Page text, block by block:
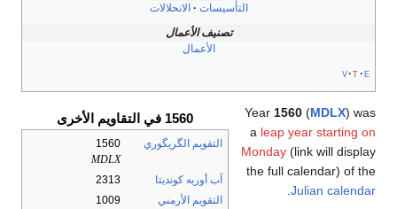
التأسيسات
الانحلالات
تصنيف الأعمال
الأعمال
v t e
1560 في التقاويم الأخرى
التقويم الگريگوري
1560
MDLX
آب أوربه كونديتا
2313
التقويم الأرمني
1009
Year 1560 (MDLX) was
a leap year starting on
Monday (link will display
the full calendar) of the
Julian calendar